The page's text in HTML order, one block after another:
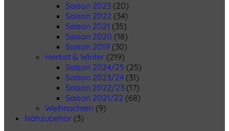
Saison 2023 (20)
Saison 2022 (34)
Saison 2021 (35)
Saison 2020 (18)
Saison 2019 (30)
Herbst & Winter (219)
Saison 2024/25 (25)
Saison 2023/24 (31)
Saison 2022/23 (17)
Saison 2021/22 (68)
Weihnachten (9)
Nähzubehör (3)